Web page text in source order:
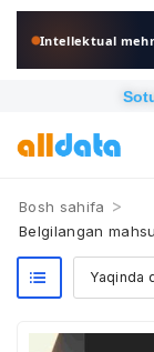
Intellektual
Bosh sahifa >
Belgilangan